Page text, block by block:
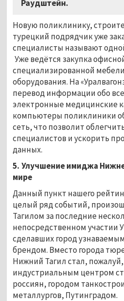
Раудштейн.
Новую поликлинику,
турецкий подрядчик уже
специалисты называют
Уже ведётся закупка
специализированной
оборудования. На
перевод информации обо
электронные медицинские
компьютеры поликлиники
сеть, что позволит
специалистов и ускорить
данных.
5. Улучшение имиджа
мире
Данный пункт нашего
целый ряд событий,
Тагилом за последние
непосредственном участии
сделавших город
брендом. Вместо города
Нижний Тагил стал,
индустриальным центром
россиян, городом
металлургов, Путинградом.